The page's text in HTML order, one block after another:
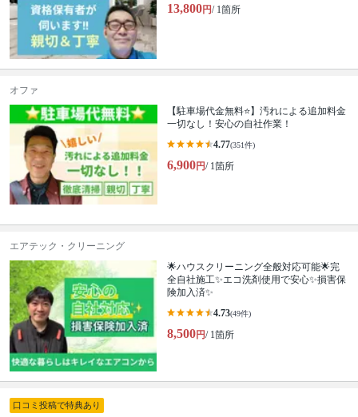
13,800円/ 1箇所
オファ
【駐車場代金無料⭐️】汚れによる追加料金
一切なし！安心の自社作業！
4.77(351件)
6,900円/ 1箇所
エアテック・クリーニング
🌟ハウスクリーニング全般対応可能🌟完
全自社施工✨エコ洗剤使用で安心✨損害保
険加入済✨
4.73(49件)
8,500円/ 1箇所
口コミ投稿で特典あり